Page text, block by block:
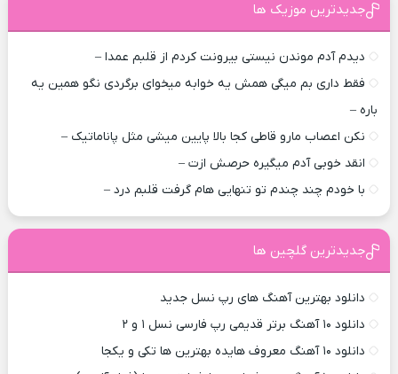
جدیدترین موزیک ها
دیدم آدم موندن نیستی بیرونت کردم از قلبم عمدا –
فقط داری بم میگی همش یه خوابه میخوای برگردی نگو همین یه
باره –
نکن اعصاب مارو قاطی کجا بالا پایین میشی مثل پاناماتیک –
انقد خوبی آدم میگیره حرصش ازت –
با خودم چند چندم تو تنهایی هام گرفت قلبم درد –
جدیدترین گلچین ها
دانلود بهترین آهنگ های رپ نسل جدید
دانلود ۱۰ آهنگ برتر قدیمی رپ فارسی نسل ۱ و ۲
دانلود ۱۰ آهنگ معروف هایده بهترین ها تکی و یکجا